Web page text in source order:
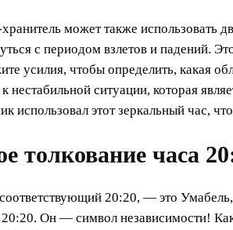
может также использовать
с периодом взлетов и падений.
усилия, чтобы определить, какая
нестабильной ситуации, которая
использовал этот зеркальный час,
толкование часа
20:20, — это
Он — символ независимости!